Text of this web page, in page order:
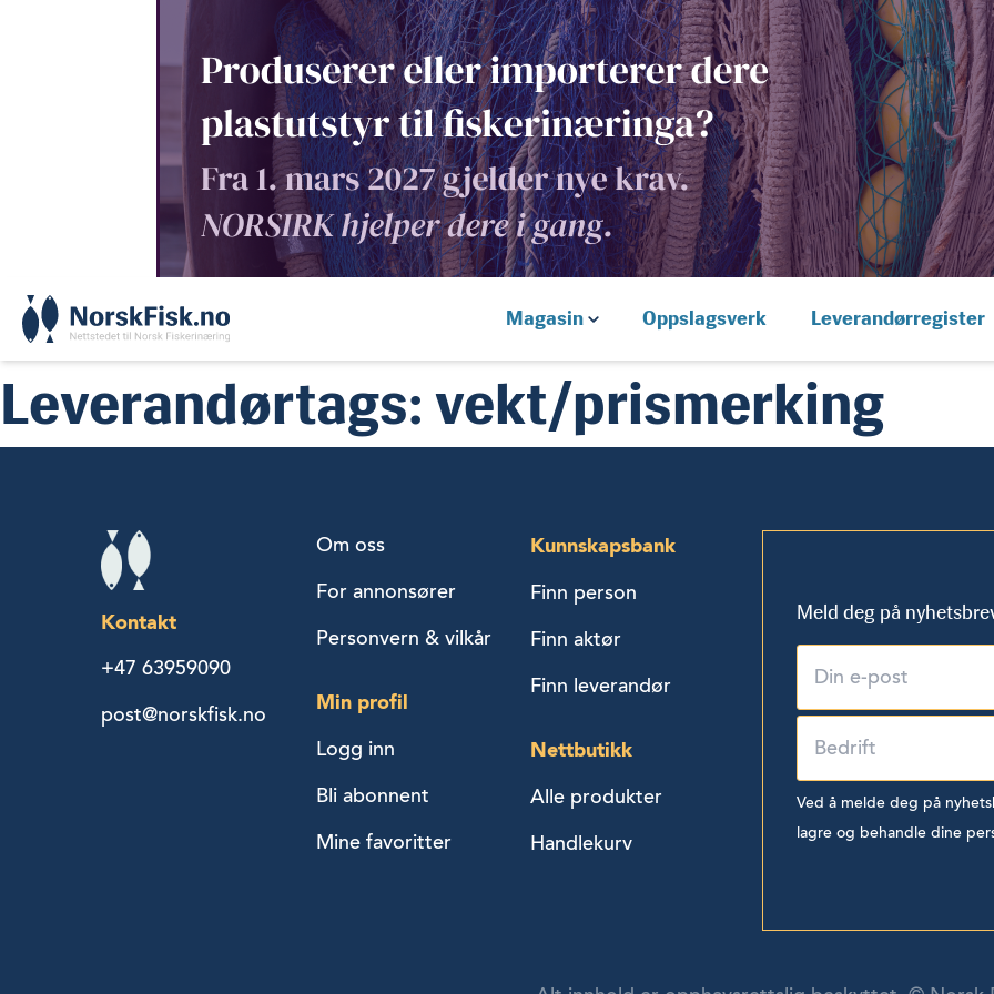
Magasin Oppslagsverk Leverandørregister
Leverandørtags: vekt/prismerking
Kontakt
+47 63959090
post@norskfisk.no
Om oss
For annonsører
Personvern & vilkår
Min profil
Logg inn
Bli abonnent
Mine favoritter
Kunnskapsbank
Finn person
Finn aktør
Finn leverandør
Nettbutikk
Alle produkter
Handlekurv
Meld deg på
Ved å melde deg på
lagre og behandle dine